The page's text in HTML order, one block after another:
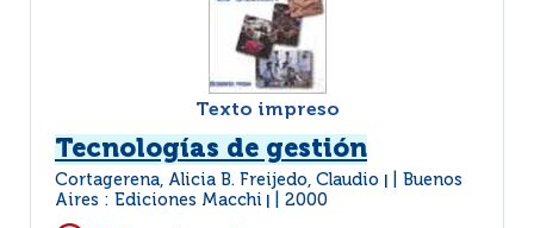
Texto impreso
Tecnologías de gestión
Cortagerena, Alicia B. Freijedo, Claudio
Buenos
Aires : Ediciones Macchi
2000